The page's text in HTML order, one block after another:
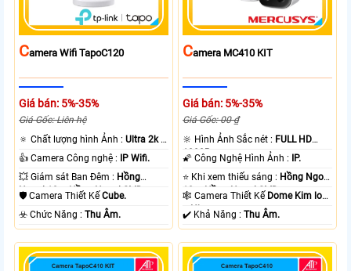
CAmera Wifi TapoC120
Giá bán: 5%-35%
Giá Gốc: Liên hệ
🔅 Chất lượng hình Ảnh :Ultra 2k +
.
👍 Camera Công nghệ :
IP Wifi.
💥 Giám sát Ban Đêm : Hồng
Ngoại 10m Hồng Ngoại SMD.
🛡 Camera Thiết KếCube.
️☣️ Chức Năng :Thu Âm.
CAmera MC410 KIT
Giá bán: 5%-35%
Giá Gốc: 00 ₫
🔆 Hình Ảnh Sắc nét : FULL HD
1080P .
🌠 Công Nghệ Hình Ảnh :
IP.
⭐ Khi xem thiếu sáng : Hồng Ngoại
10m Hồng Ngoại SMD.
🕸️ Camera Thiết Kế Dome Kim loại
+ Nhựa.
️✔️ Khả Năng :Thu Âm.